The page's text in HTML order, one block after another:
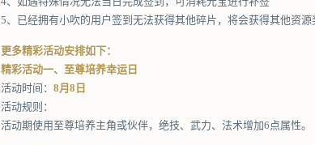
5、已经拥有小吹的用户签到无法获得其他碎片，将会获得其他资源
更多精彩活动安排如下：
精彩活动一、至尊培养幸运日
活动时间： 8月8日
活动规则：
活动期使用至尊培养主角或伙伴，绝技、武力、法术增加6点属性。